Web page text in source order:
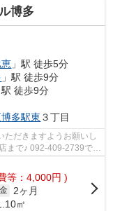
博多
」駅 徒歩5分
」駅 徒歩9分
駅 徒歩9分
博多駅東 ３丁目
ただきますようお願いし
まで♪ 092-409-2739で
等：4,000円 )
2ヶ月
㎡